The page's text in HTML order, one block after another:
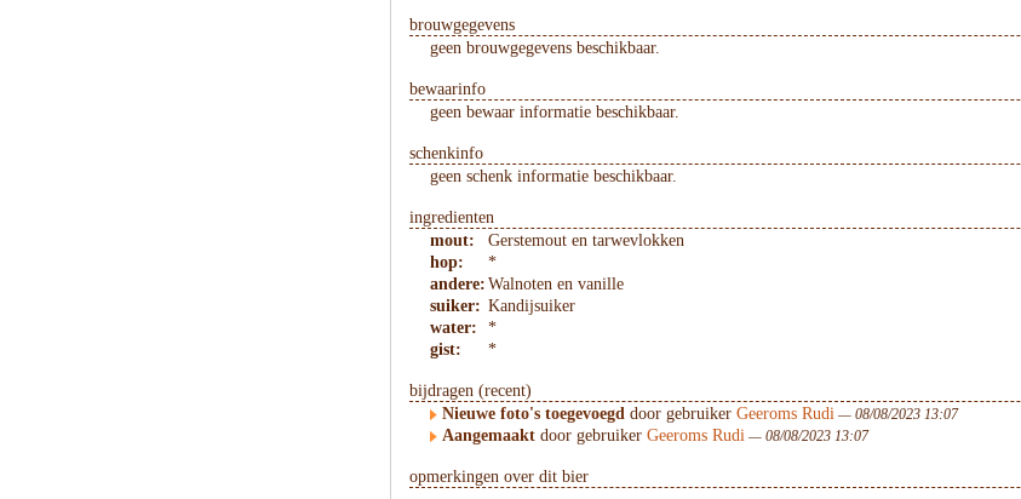
brouwgegevens
geen brouwgegevens beschikbaar.
bewaarinfo
geen bewaar informatie beschikbaar.
schenkinfo
geen schenk informatie beschikbaar.
ingredienten
mout:
Gerstemout en tarwevlokken
hop:
*
andere: Walnoten en vanille
suiker: Kandijsuiker
water:
*
gist:
*
bijdragen (recent)
Nieuwe foto's toegevoegd door gebruiker Geeroms Rudi — 08/08/2023 13:07
Aangemaakt door gebruiker Geeroms Rudi — 08/08/2023 13:07
opmerkingen over dit bier